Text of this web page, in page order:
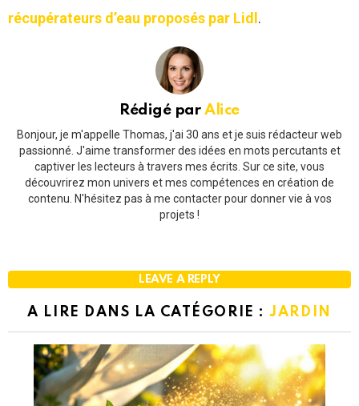
récupérateurs d’eau proposés par Lidl.
Rédigé parAlice
Bonjour, je m'appelle Thomas, j'ai 30 ans et je suis rédacteur web
passionné. J'aime transformer des idées en mots percutants et
captiver les lecteurs à travers mes écrits. Sur ce site, vous
découvrirez mon univers et mes compétences en création de
contenu. N'hésitez pas à me contacter pour donner vie à vos
projets !
LEAVE A REPLY
A LIRE DANS LA CATÉGORIE :JARDIN